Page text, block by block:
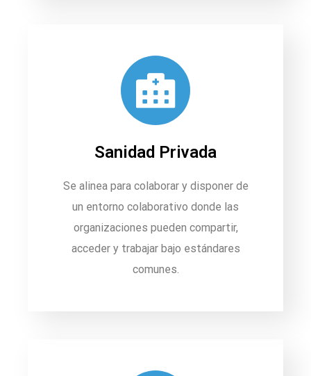
Sanidad Privada
Se alinea para colaborar y disponer de
un entorno colaborativo donde las
organizaciones pueden compartir,
acceder y trabajar bajo estándares
comunes.